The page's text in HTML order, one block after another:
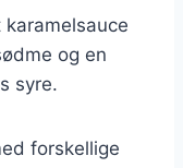
karamelsauce
og en
syre.
forskellige